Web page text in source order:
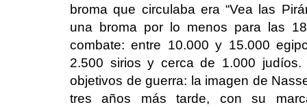
broma que circulaba era “Vea las
una broma por lo menos para las
combate: entre 10.000 y 15.000
2.500 sirios y cerca de 1.000 judíos.
objetivos de guerra: la imagen de
tres años más tarde, con su